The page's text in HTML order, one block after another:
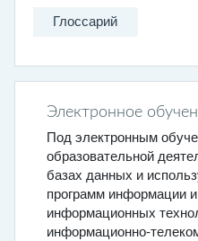
Глоссарий
Электронное
Под электронным
образовательной
базах данных и
программ информации
информационных
информационно-